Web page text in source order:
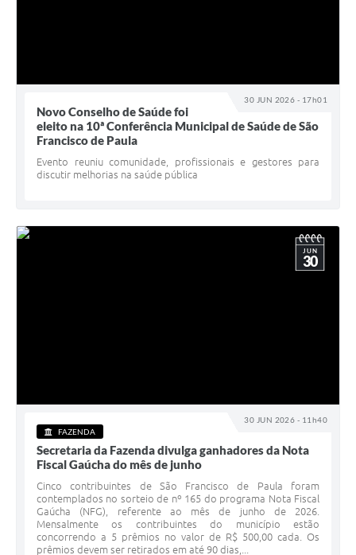
30 JUN 2026 - 17h01
Novo Conselho de Saúde foi
eleito na 10ª Conferência Municipal de Saúde de São
Francisco de Paula
Evento reuniu comunidade, profissionais e gestores para
discutir melhorias na saúde pública
30 JUN 2026 - 11h40
JUN
30
FAZENDA
Secretaria da Fazenda divulga ganhadores da Nota
Fiscal Gaúcha do mês de junho
Cinco contribuintes de São Francisco de Paula foram
contemplados no sorteio de nº 165 do programa Nota Fiscal
Gaúcha (NFG), referente ao mês de junho de 2026.
Mensalmente os contribuintes do município estão
concorrendo a 5 prêmios no valor de R$ 500,00 cada. Os
prêmios devem ser retirados em até 90 dias,...